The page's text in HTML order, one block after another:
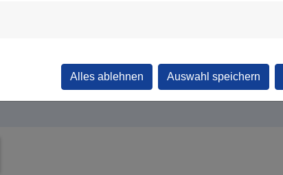
elektronisch erhoben und gespeichert werden.
Alles ablehnen Auswahl speichern